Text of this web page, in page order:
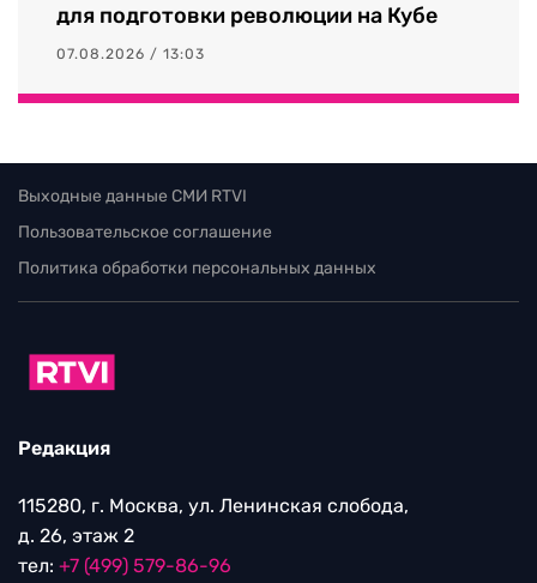
для подготовки революции на Кубе
07.08.2026 / 13:03
Выходные данные СМИ RTVI
Пользовательское соглашение
Политика обработки персональных данных
Редакция
115280, г. Москва, ул. Ленинская слобода,
д. 26, этаж 2
тел: +7 (499) 579-86-96